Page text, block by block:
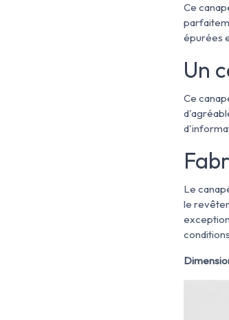
Ce
épurées
Un
Ce
Le
le